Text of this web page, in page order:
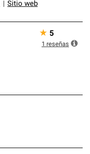
Sitio web
★ 5
1 reseñas